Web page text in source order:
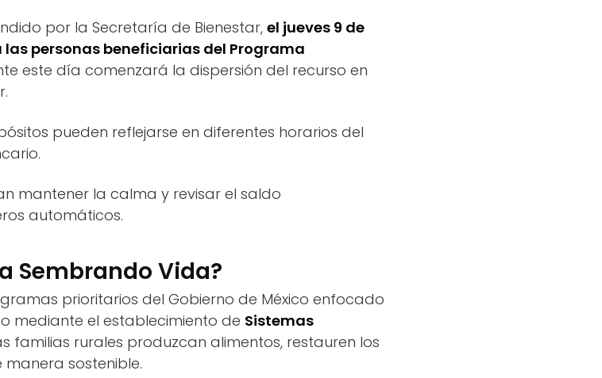
por la Secretaría de Bienestar,el jueves 9 de
personas beneficiarias del Programa
este día comenzará la dispersión del recurso en
pueden reflejarse en diferentes horarios del
mantener la calma y revisar el saldo
automáticos.
Sembrando Vida?
prioritarios del Gobierno de México enfocado
mediante el establecimiento de Sistemas
familias rurales produzcan alimentos, restauren los
sostenible.